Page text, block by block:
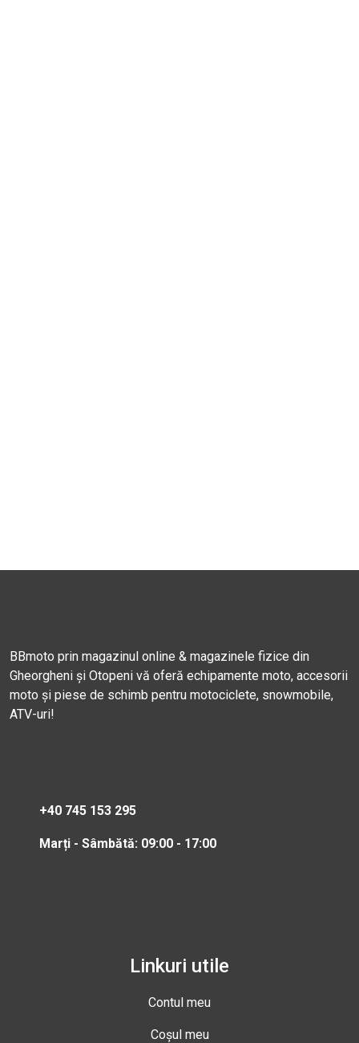
BBmoto prin magazinul online & magazinele fizice din
Gheorgheni și Otopeni vă oferă echipamente moto, accesorii
moto și piese de schimb pentru motociclete, snowmobile,
ATV-uri!
+40 745 153 295
Marți - Sâmbătă: 09:00 - 17:00
Linkuri utile
Contul meu
Coșul meu